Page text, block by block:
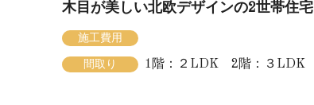
木目が美しい北欧デザインの2世帯住宅
施工費用
間取り 1階：２LDK 2階：３LDK